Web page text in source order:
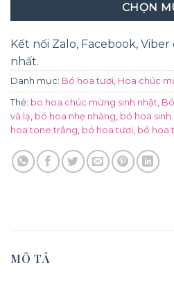
CHỌN
Kết nối Zalo, Facebook,
nhất.
Danh mục: Bó hoa tươi Hoa chúc
Thẻ: bo hoa chúc mừng sinh nhật
và lạ bó hoa nhẹ nhàng bó hoa sinh
hoa tone trắng bó hoa tươi bó hoa
MÔ TẢ